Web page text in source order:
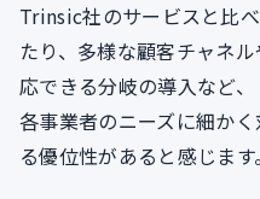
Trinsic社のサービスと比
たり、多様な顧客チャネ
応できる分岐の導入など、
各事業者のニーズに細か
る優位性があると感じます。